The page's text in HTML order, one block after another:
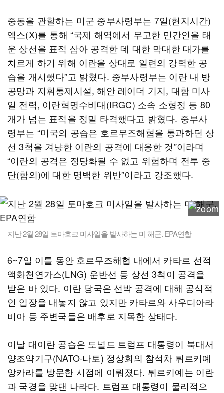
중동을 관할하는 미군 중부사령부는 7일(현지시간)
엑스(X)를 통해 “국제 해역에서 무고한 민간인을 태
운 상선을 표적 삼아 공격한 데 대한 막대한 대가를
치르게 하기 위해 이란을 상대로 일련의 강력한 공
습을 개시했다”고 밝혔다. 중부사령부는 이란 내 방
공망과 지휘통제시설, 해안 레이더 기지, 대함 미사
일 전력, 이란혁명수비대(IRGC) 소속 소형정 등 80
개가 넘는 표적을 정밀 타격했다고 밝혔다. 중부사
령부는 “미국의 공습은 호르무즈해협을 통과하던 상
선 3척을 겨냥한 이란의 공격에 대응한 것”이라며
“이란의 공격은 정당화될 수 없고 위험하며 전투 중
단(합의)에 대한 명백한 위반”이라고 강조했다.
지난 2월 28일 토마호크 미사일을 발사하는 미 해군. EPA연합
6~7일 이틀 동안 호르무즈해협 내에서 카타르 선적
액화천연가스(LNG) 운반선 등 상선 3척이 공격을
받은 바 있다. 이란 당국은 선박 공격에 대해 공식적
인 입장을 내놓지 않고 있지만 카타르와 사우디아라
비아 등 주변국들은 배후로 지목한 상태다.
이날 대이란 공습은 도널드 트럼프 대통령이 북대서
양조약기구(NATO·나토) 정상회의 참석차 튀르키예
앙카라를 방문한 시점에 이뤄졌다. 튀르키예는 이란
과 국경을 맞댄 나라다. 트럼프 대통령이 물리적으